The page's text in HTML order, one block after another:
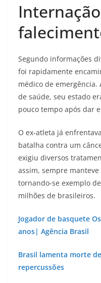
Segundo informações
foi rapidamente
médico de emergência.
de saúde, seu estado
pouco tempo após dar
O ex-atleta já
batalha contra um
exigiu diversos
assim, sempre
tornando-se exemplo
milhões de brasileiros.
Jogador de basquete
anos| Agência Brasil
Brasil lamenta morte
repercussões